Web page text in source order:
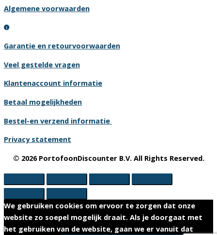
Algemene voorwaarden
Garantie en retourvoorwaarden
Veel gestelde vragen
Klantenaccount informatie
Betaal mogelijkheden
Bestel-en verzend informatie
Privacy statement
© 2026 PortofoonDiscounter B.V. All Rights Reserved.
We gebruiken cookies om ervoor te zorgen dat onze
website zo soepel mogelijk draait. Als je doorgaat met
het gebruiken van de website, gaan we er vanuit dat